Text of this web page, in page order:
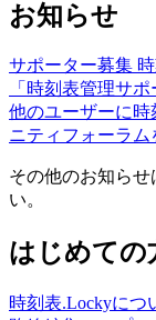
お知らせ
サポーター募集
「時刻表管理サ
他のユーザーに時
ニティフォーラム
その他のお知らせ
い。
はじめての
時刻表.Lockyにつ